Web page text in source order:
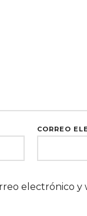
CORREO
electrónico y